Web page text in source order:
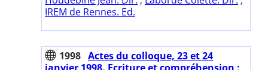
IREM de Rennes. Ed.
1998 Actes du colloque, 23 et 24